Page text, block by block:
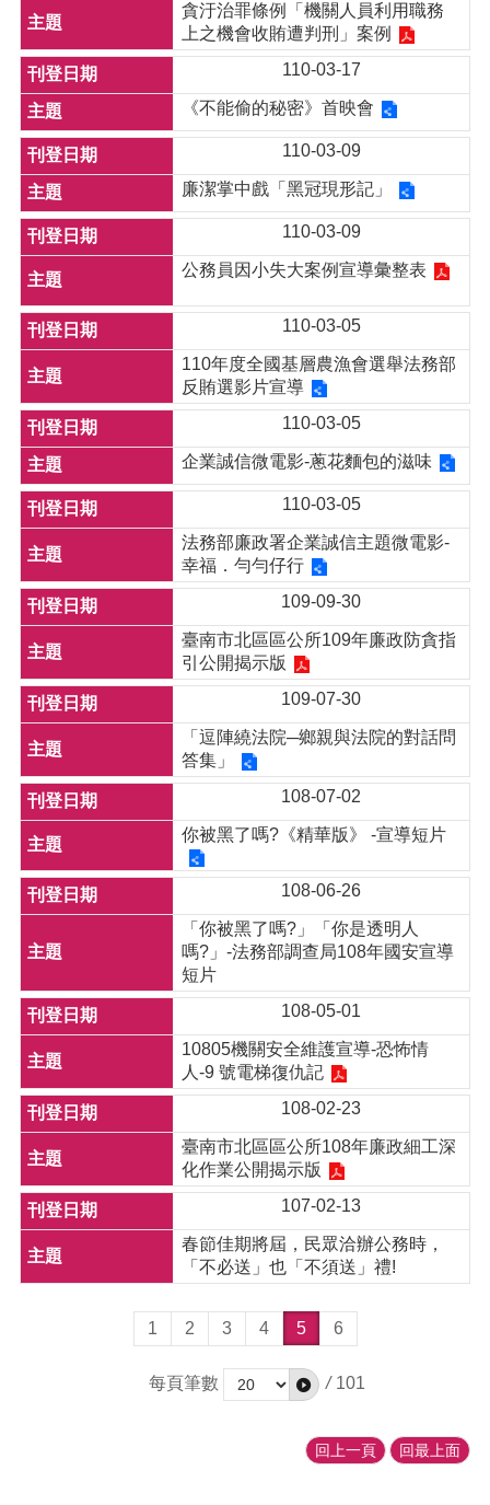
貪汙治罪條例「機關人員利用職務
上之機會收賄遭判刑」案例
110-03-17
《不能偷的秘密》首映會
110-03-09
廉潔掌中戲「黑冠現形記」
110-03-09
公務員因小失大案例宣導彙整表
110-03-05
110年度全國基層農漁會選舉法務部
反賄選影片宣導
110-03-05
企業誠信微電影-蔥花麵包的滋味
110-03-05
法務部廉政署企業誠信主題微電影-
幸福．勻勻仔行
109-09-30
臺南市北區區公所109年廉政防貪指
引公開揭示版
109-07-30
「逗陣繞法院─鄉親與法院的對話問
答集」
108-07-02
你被黑了嗎?《精華版》 -宣導短片
108-06-26
「你被黑了嗎?」「你是透明人
嗎?」-法務部調查局108年國安宣導
短片
108-05-01
10805機關安全維護宣導-恐怖情
人-9 號電梯復仇記
108-02-23
臺南市北區區公所108年廉政細工深
化作業公開揭示版
107-02-13
春節佳期將屆，民眾洽辦公務時，
「不必送」也「不須送」禮!
1 2 3 4 5 6
每頁筆數 / 101
回上一頁 回最上面